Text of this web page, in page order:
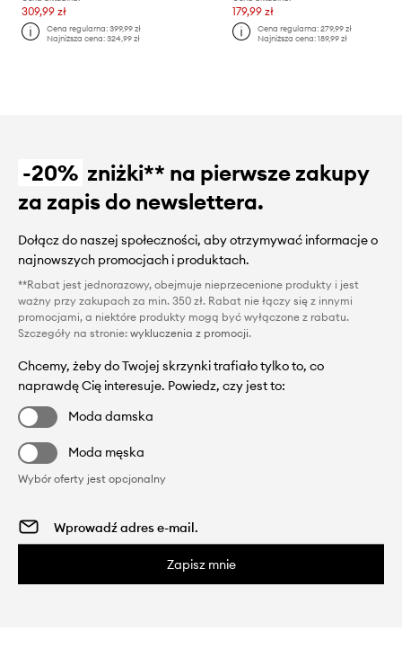
309,99 zł
Cena regularna:399,99 zł
Najniższa cena:324,99 zł
179,99 zł
Cena regularna: 279,99 zł
Najniższa cena: 189,99 zł
-20% zniżki** na pierwsze zakupy
za zapis do newslettera.
Dołącz do naszej społeczności, aby otrzymywać informacje o
najnowszych promocjach i produktach.
**Rabat jest jednorazowy, obejmuje nieprzecenione produkty i jest
ważny przy zakupach za min. 350 zł. Rabat nie łączy się z innymi
promocjami, a niektóre produkty mogą być wyłączone z rabatu.
Szczegóły na stronie: wykluczenia z promocji.
Chcemy, żeby do Twojej skrzynki trafiało tylko to, co
naprawdę Cię interesuje. Powiedz, czy jest to:
Moda damska
Moda męska
Wybór oferty jest opcjonalny
Zapisz mnie